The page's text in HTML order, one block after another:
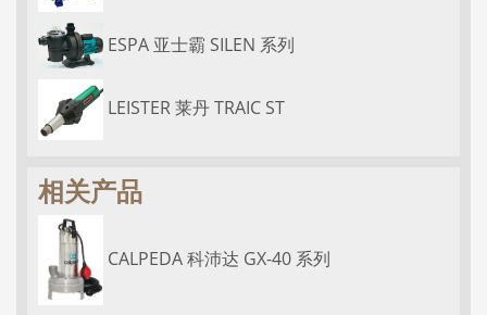
ESPA 亚士霸 SILEN 系列
LEISTER 莱丹 TRAIC ST
相关产品
CALPEDA 科沛达 GX-40 系列